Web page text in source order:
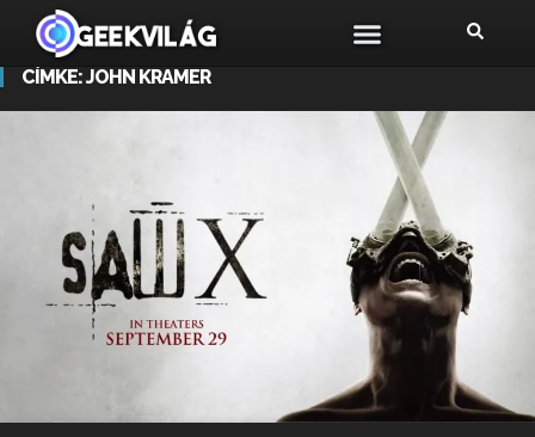
CÍMKE:JOHN KRAMER